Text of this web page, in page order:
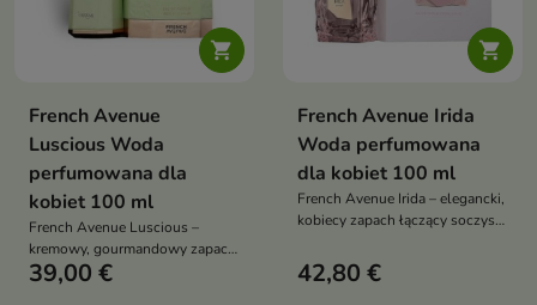

French Avenue
Luscious Woda
perfumowana dla
kobiet 100 ml
French Avenue Luscious –
kremowy, gourmandowy zapach
z nutą pistacji, miodu i wanilii,
39,00 €

French Avenue Irida
Woda perfumowana
dla kobiet 100 ml
French Avenue Irida – elegancki,
kobiecy zapach łączący soczystą
piżmowo-ambrową bazą
42,80 €